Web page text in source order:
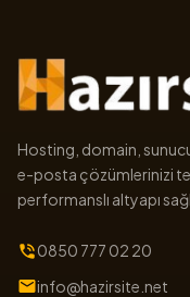
Hosting, domain,
e-posta çözümlerinizi
performanslı altyapı
0850 777 02 20
info@hazirsite.net